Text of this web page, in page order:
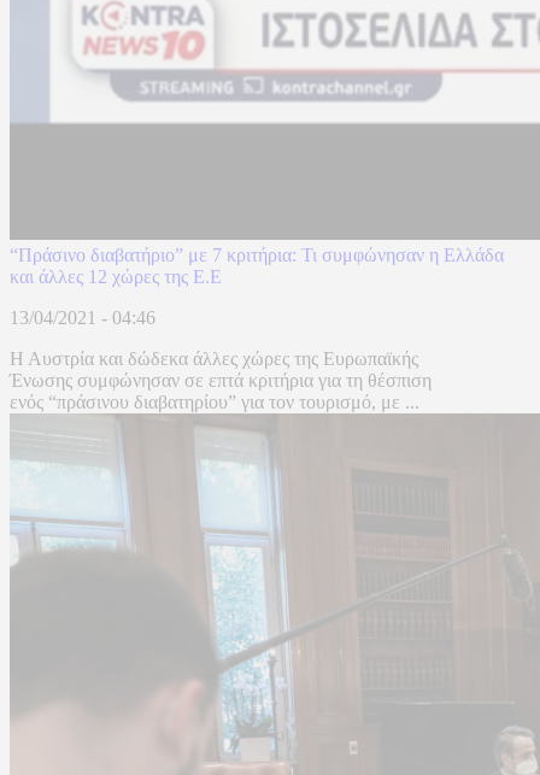
“Πράσινο διαβατήριο” με 7 κριτήρια: Τι συμφώνησαν η Ελλάδα
και άλλες 12 χώρες της Ε.Ε
13/04/2021 - 04:46
Η Αυστρία και δώδεκα άλλες χώρες της Ευρωπαϊκής
Ένωσης συμφώνησαν σε επτά κριτήρια για τη θέσπιση
ενός “πράσινου διαβατηρίου” για τον τουρισμό, με ...